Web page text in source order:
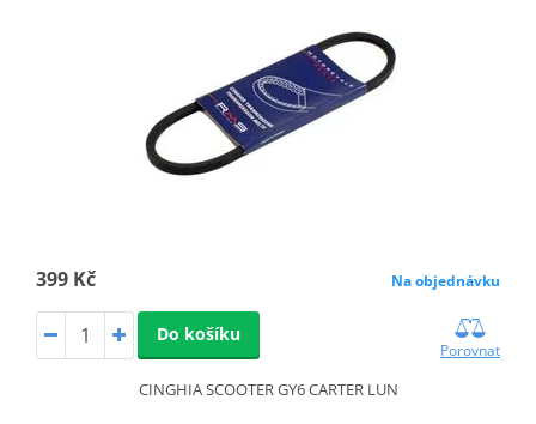
399 Kč Na objednávku
Do košíku
Porovnat
CINGHIA SCOOTER GY6 CARTER LUN